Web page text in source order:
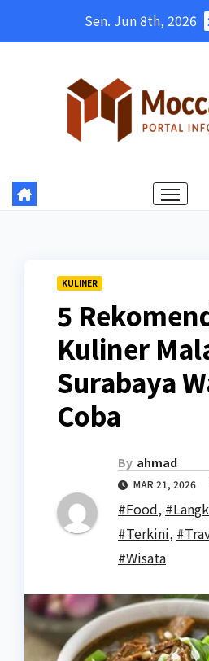
Sen. Jun 8th, 2026
KULINER
5
Kuliner
Surabaya
Coba
By ahmad
MAR 21, 2026
#Food,
#Terkini,
#Wisata